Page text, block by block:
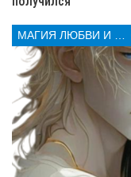
Вы хотите, чтобы
любовь и заботу.
личном
Влияние Луны
умеете слушать и
собираться с
мыслями. Важно
себя.
МАГИЯ ЛЮБВИ И КОЛДОВСТВА